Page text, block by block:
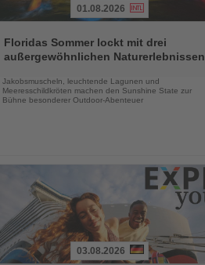
Sie
die
Nachrichten
01.08.2026
Floridas Sommer lockt mit drei
außergewöhnlichen Naturerlebnissen
Jakobsmuscheln, leuchtende Lagunen und
Meeresschildkröten machen den Sunshine State zur
Bühne besonderer Outdoor-Abenteuer
03.08.2026